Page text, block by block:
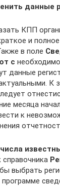
данные
КПП
и
в поле
с
данные
К
месяца
к
выбрать